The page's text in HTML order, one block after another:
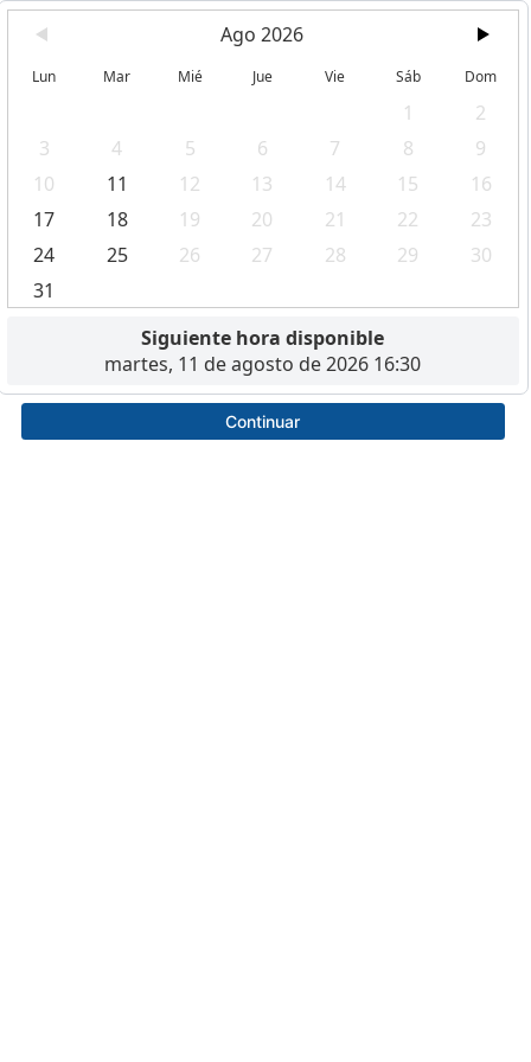
Ago 2026
Lun Mar Mié Jue Vie Sáb Dom
1
2
3
4 5 6 7 8
9
10
11 12 13 14 15
16
17
18 19 20 21 22
23
24
25 26 27 28 29
30
31
Siguiente hora disponible
martes, 11 de agosto de 2026 16:30
Continuar